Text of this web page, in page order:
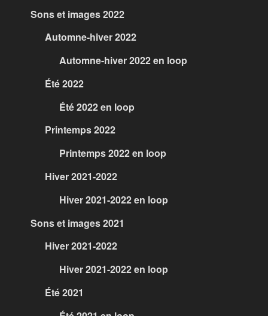
Sons et images 2022
Automne-hiver 2022
Automne-hiver 2022 en loop
Été 2022
Été 2022 en loop
Printemps 2022
Printemps 2022 en loop
Hiver 2021-2022
Hiver 2021-2022 en loop
Sons et images 2021
Hiver 2021-2022
Hiver 2021-2022 en loop
Été 2021